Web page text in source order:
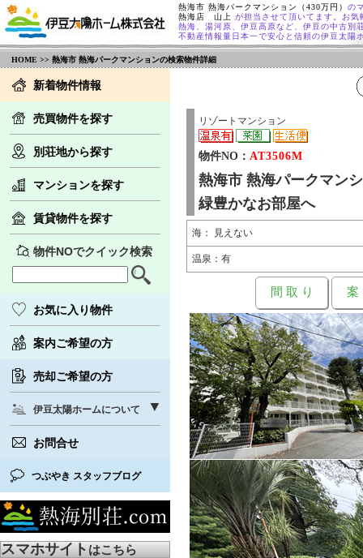
熱海市 熱海パークマンション（430万円） の
熱海店 山上 が担当させて頂いてます。お気
熱海、湯河原、伊豆高原など、伊豆の中古別
不動産情報量日本一で安心と信頼の伊豆太陽
HOME >> 熱海市 熱海パークマンションの検索物件詳細
新着物件情報
売買物件を探す
別荘地から探す
マンションを探す
賃貸物件を探す
物件NOでクイック検索
お気に入り物件
案内ご希望の方
売却ご希望の方
伊豆太陽ホームについて
お問合せ
つぶやき スタッフブログ
スマホサイトはこちら
リゾートマンション
物件NO： AT3506M
熱海市 熱海パークマン
緑豊かなお部屋へ
海： 見えない
温泉：有
間 取 り 案